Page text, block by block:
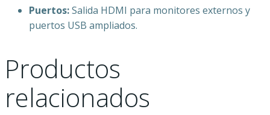
Puertos:Salida HDMI para monitores externos y
puertos USB ampliados.
Productos
relacionados